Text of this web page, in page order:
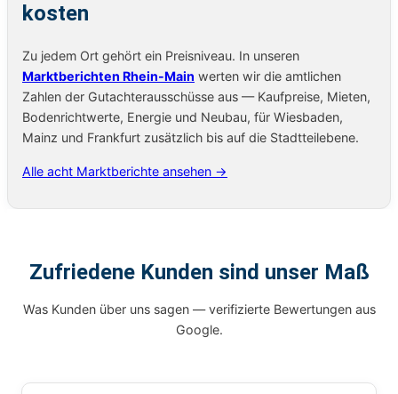
kosten
Zu jedem Ort gehört ein Preisniveau. In unseren
Marktberichten Rhein-Main werten wir die amtlichen
Zahlen der Gutachterausschüsse aus — Kaufpreise, Mieten,
Bodenrichtwerte, Energie und Neubau, für Wiesbaden,
Mainz und Frankfurt zusätzlich bis auf die Stadtteilebene.
Alle acht Marktberichte ansehen →
Zufriedene Kunden sind unser Maß
Was Kunden über uns sagen — verifizierte Bewertungen aus
Google.